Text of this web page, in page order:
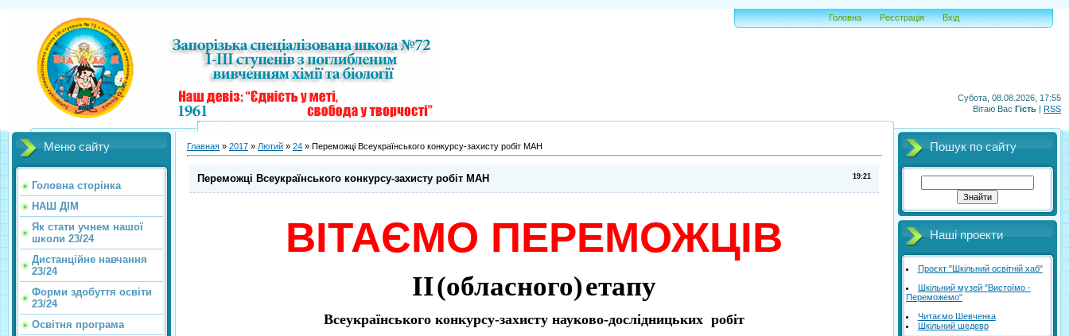
Субота, 08.08.2026, 17:55
Вітаю Вас Гість | RSS
Головна Реєстрація Вхід
Меню сайту
Головна сторінка
НАШ ДІМ
Як стати учнем нашої
школи 23/24
Дистанційне навчання
23/24
Форми здобуття освіти
23/24
Освітня програма
Главная » 2017 » Лютий » 24 » Переможці Всеукраїнського конкурсу-захисту робіт МАН
19:21
Переможці Всеукраїнського конкурсу-захисту робіт МАН
ВІТАЄМО ПЕРЕМОЖЦІВ
ІІ(обласного)етапу
Всеукраїнського конкурсу-захисту науково-дослідницьких робіт
Пошук по сайту
Наші проекти
Проєкт "Шкільний освітній хаб"
Шкільний музей "Вистоїмо -
Переможемо"
Читаємо Шевченка
Шкільний шедевр